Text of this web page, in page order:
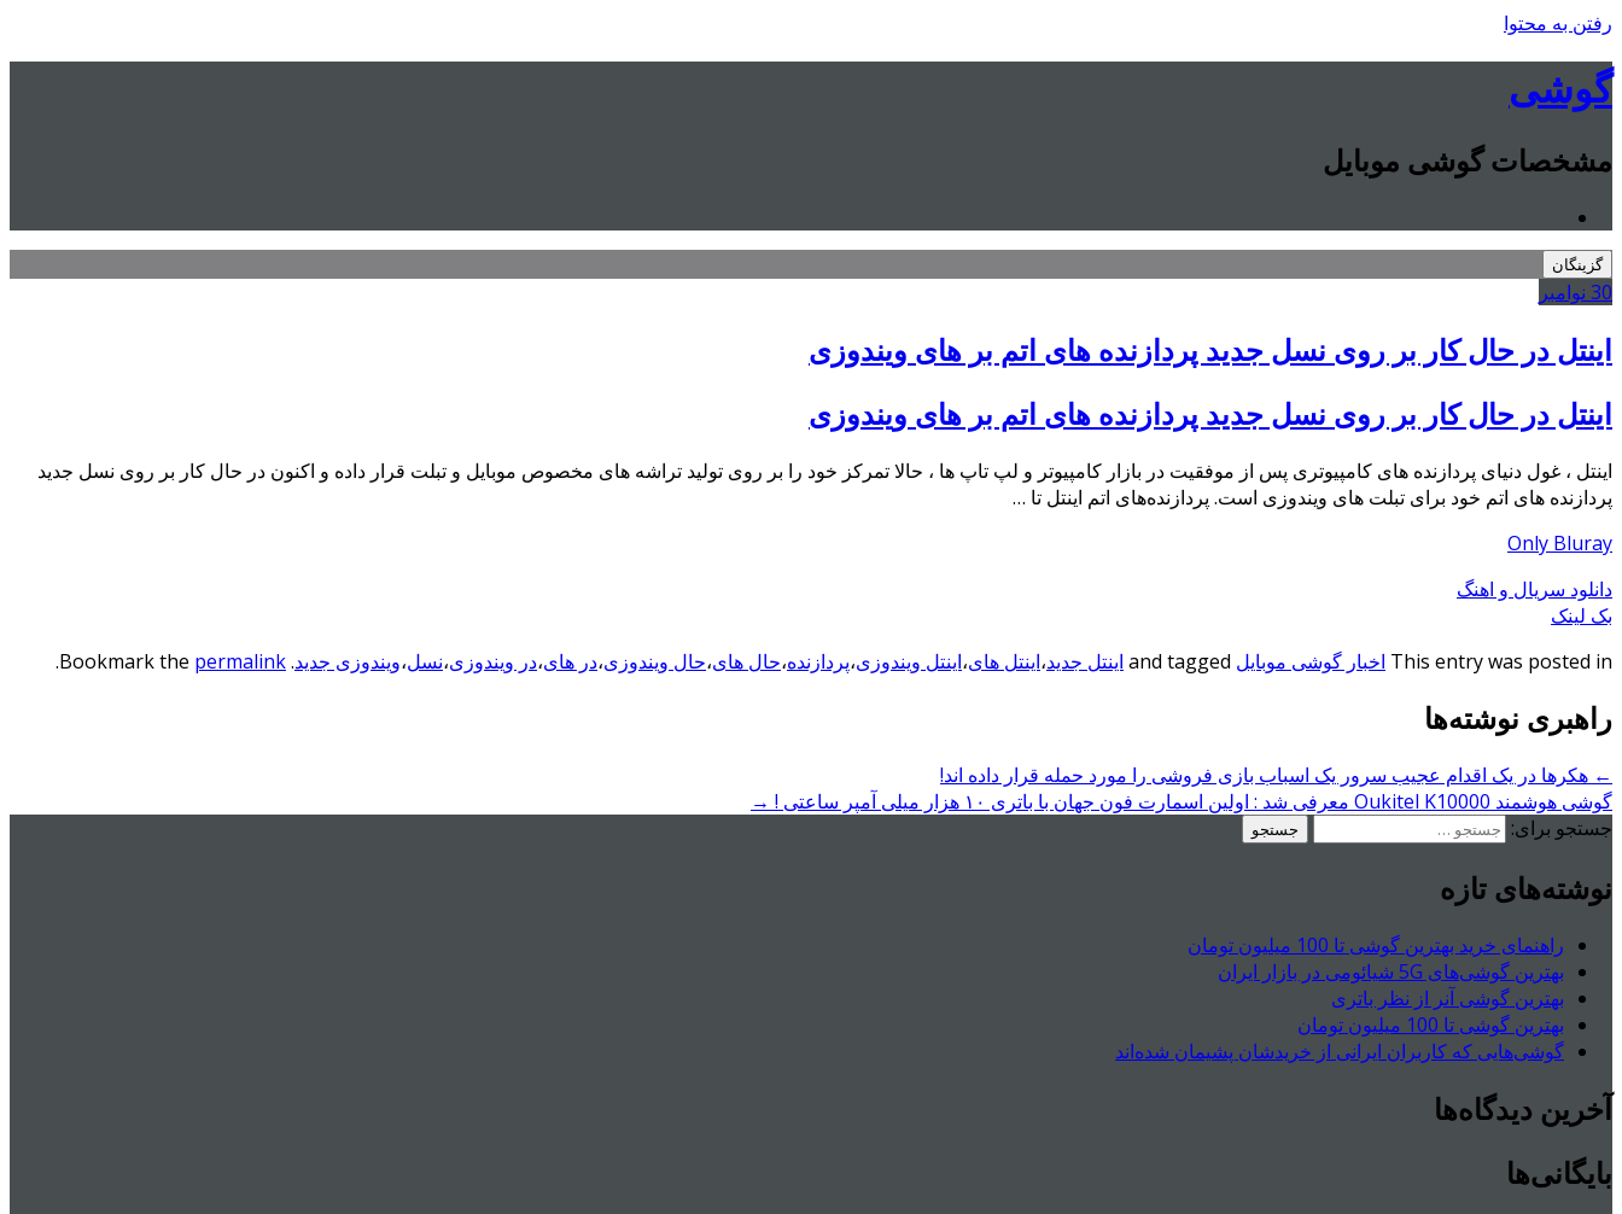
رفتن به محتوا
گوشی
مشخصات گوشی موبایل
گزینگان
30 نوامبر
اینتل در حال کار بر روی نسل جدید پردازنده های اتم بر های ویندوزی
اینتل در حال کار بر روی نسل جدید پردازنده های اتم بر های ویندوزی
اینتل ، غول دنیای پردازنده های کامپیوتری پس از موفقیت در بازار کامپیوتر و لپ تاپ ها ، حالا تمرکز خود را بر روی تولید تراشه های مخصوص موبایل و تبلت قرار داده و اکنون در حال کار بر روی نسل جدید
پردازنده های اتم خود برای تبلت های ویندوزی است. پردازنده‌های اتم اینتل تا …
Only Bluray
دانلود سریال و اهنگ
بک لینک
This entry was posted in اخبار گوشی موبایل اینتل جدید،اینتل های،اینتل ویندوزی،پردازنده،حال های،حال ویندوزی،در های،در ویندوزی،نسل،ویندوزی جدید. Bookmark the
permalink
.
راهبری نوشته‌ها
← هکرها در یک اقدام عجیب سرور یک اسباب بازی فروشی را مورد حمله قرار داده اند!
گوشی هوشمند Oukitel K10000 معرفی شد : اولین اسمارت فون جهان با باتری ۱۰ هزار میلی آمپر ساعتی !
→
جستجو برای:
نوشته‌های تازه
راهنمای خرید بهترین گوشی تا 100 میلیون تومان
بهترین گوشی‌های 5G شیائومی در بازار ایران
بهترین گوشی آنر از نظر باتری
بهترین گوشی تا 100 میلیون تومان
گوشی‌هایی که کاربران ایرانی از خریدشان پشیمان شده‌اند
آخرین دیدگاه‌ها
بایگانی‌ها